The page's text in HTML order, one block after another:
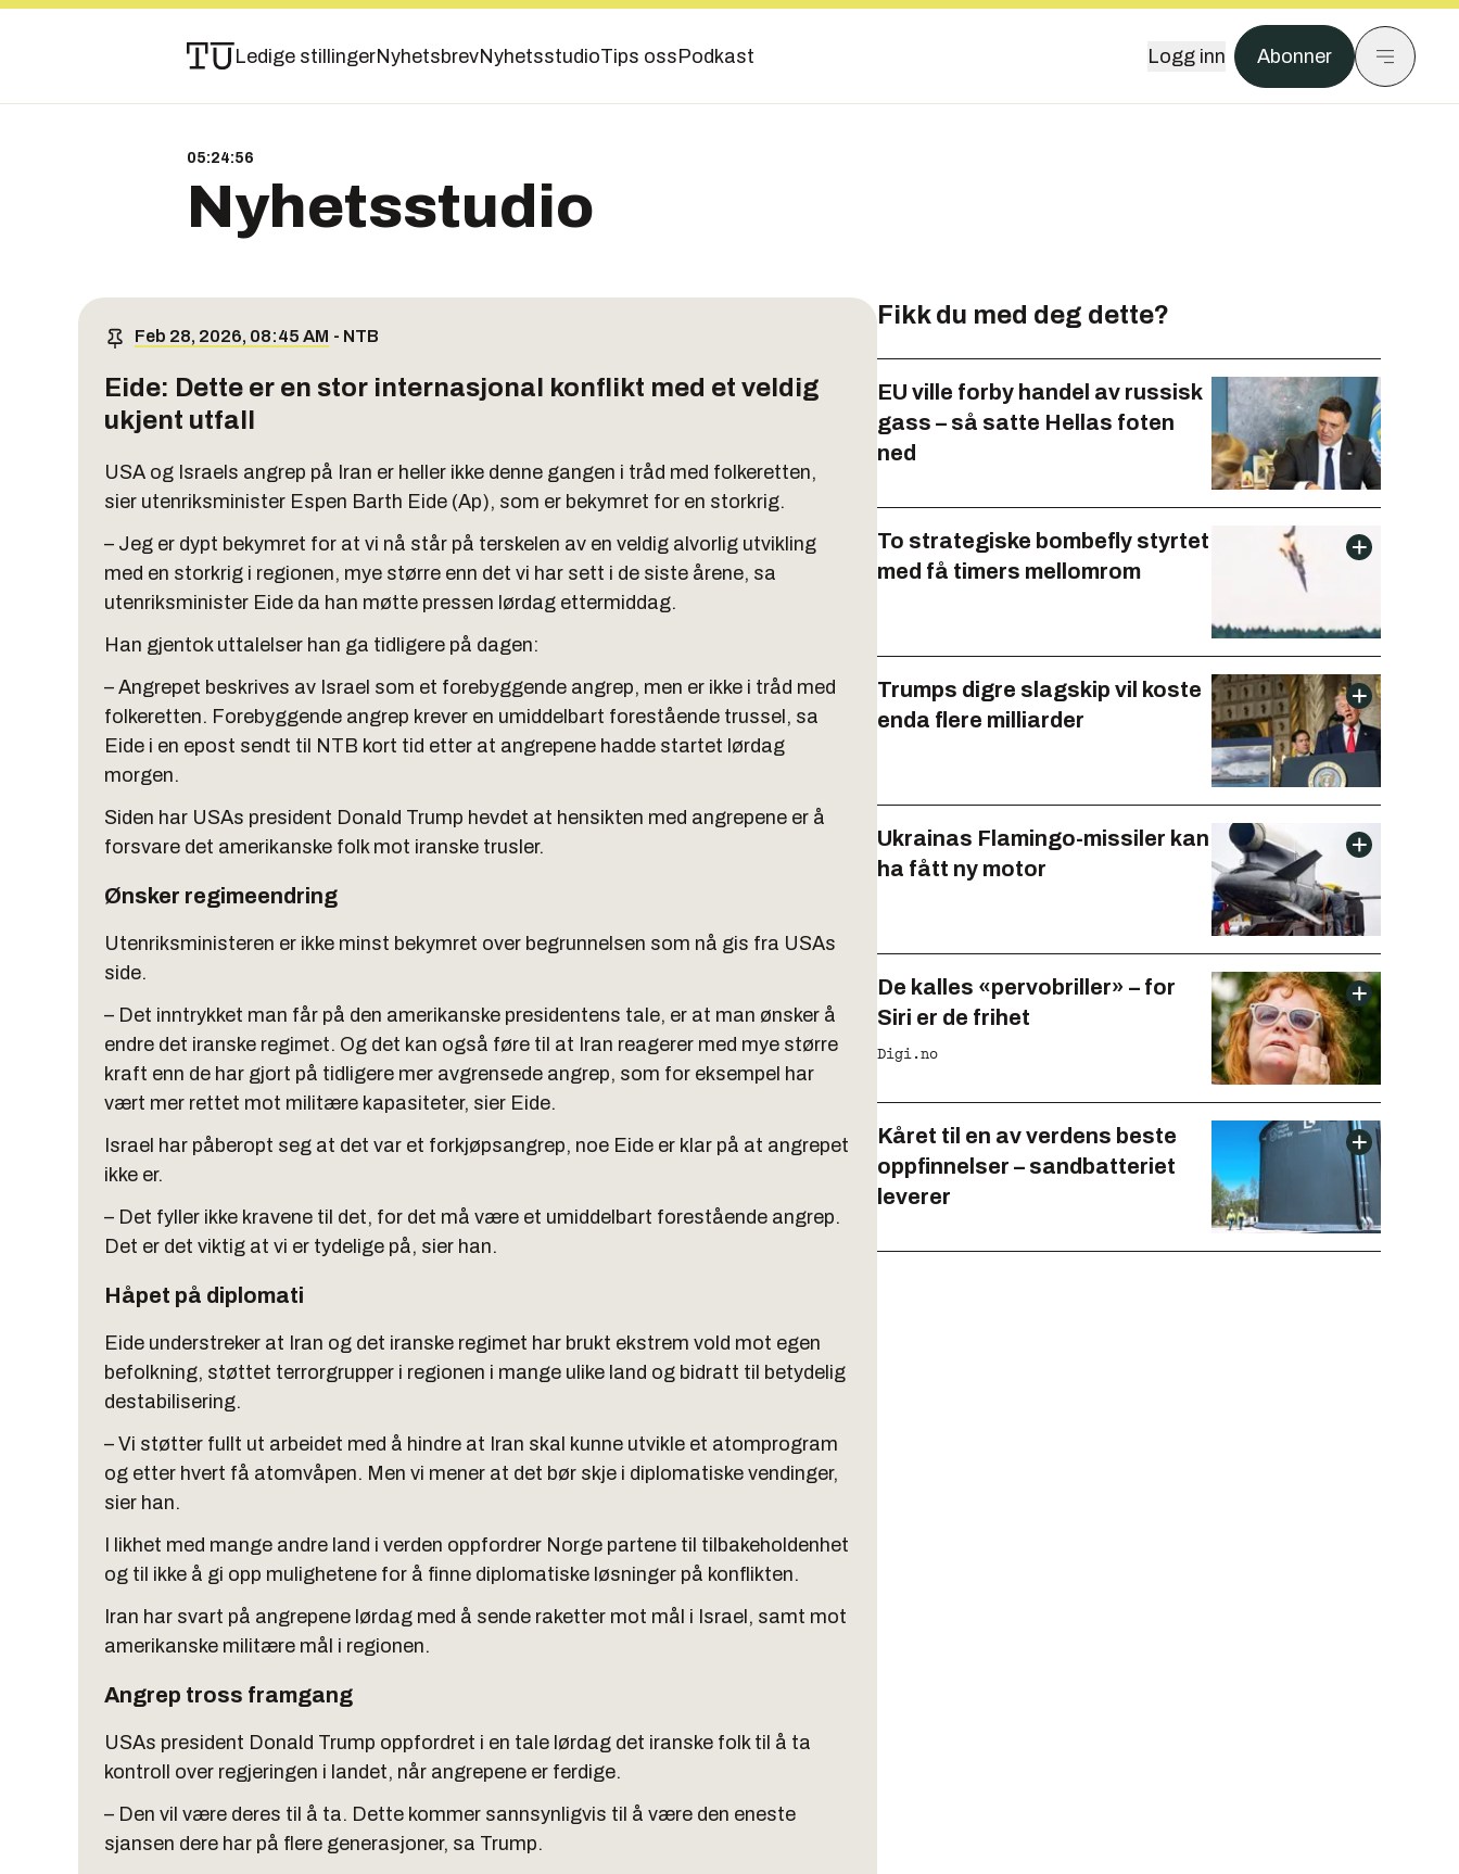
Ledige stillingerNyhetsbrevNyhetsstudioTips oss Podkast Logg inn Abonner
05:24:57
Nyhetsstudio
Feb 28, 2026, 08:45 AM - NTB
Eide: Dette er en stor internasjonal konflikt med et veldig
ukjent utfall
USA og Israels angrep på Iran er heller ikke denne gangen i tråd med folkeretten,
sier utenriksminister Espen Barth Eide (Ap), som er bekymret for en storkrig.
– Jeg er dypt bekymret for at vi nå står på terskelen av en veldig alvorlig utvikling
med en storkrig i regionen, mye større enn det vi har sett i de siste årene, sa
utenriksminister Eide da han møtte pressen lørdag ettermiddag.
Han gjentok uttalelser han ga tidligere på dagen:
– Angrepet beskrives av Israel som et forebyggende angrep, men er ikke i tråd med
folkeretten. Forebyggende angrep krever en umiddelbart forestående trussel, sa
Eide i en epost sendt til NTB kort tid etter at angrepene hadde startet lørdag
morgen.
Siden har USAs president Donald Trump hevdet at hensikten med angrepene er å
forsvare det amerikanske folk mot iranske trusler.
Ønsker regimeendring
Utenriksministeren er ikke minst bekymret over begrunnelsen som nå gis fra USAs
side.
– Det inntrykket man får på den amerikanske presidentens tale, er at man ønsker å
endre det iranske regimet. Og det kan også føre til at Iran reagerer med mye større
kraft enn de har gjort på tidligere mer avgrensede angrep, som for eksempel har
vært mer rettet mot militære kapasiteter, sier Eide.
Israel har påberopt seg at det var et forkjøpsangrep, noe Eide er klar på at angrepet
ikke er.
– Det fyller ikke kravene til det, for det må være et umiddelbart forestående angrep.
Det er det viktig at vi er tydelige på, sier han.
Håpet på diplomati
Eide understreker at Iran og det iranske regimet har brukt ekstrem vold mot egen
befolkning, støttet terrorgrupper i regionen i mange ulike land og bidratt til betydelig
destabilisering.
– Vi støtter fullt ut arbeidet med å hindre at Iran skal kunne utvikle et atomprogram
og etter hvert få atomvåpen. Men vi mener at det bør skje i diplomatiske vendinger,
sier han.
I likhet med mange andre land i verden oppfordrer Norge partene til tilbakeholdenhet
og til ikke å gi opp mulighetene for å finne diplomatiske løsninger på konflikten.
Iran har svart på angrepene lørdag med å sende raketter mot mål i Israel, samt mot
amerikanske militære mål i regionen.
Angrep tross framgang
USAs president Donald Trump oppfordret i en tale lørdag det iranske folk til å ta
kontroll over regjeringen i landet, når angrepene er ferdige.
– Den vil være deres til å ta. Dette kommer sannsynligvis til å være den eneste
sjansen dere har på flere generasjoner, sa Trump.
Fikk du med deg dette?
EU ville forby handel av russisk
gass – så satte Hellas foten
ned
To strategiske bombefly styrtet
med få timers mellomrom
Trumps digre slagskip vil koste
enda flere milliarder
Ukrainas Flamingo-missiler kan
ha fått ny motor
De kalles «pervobriller» – for
Siri er de frihet
Digi.no
Kåret til en av verdens beste
oppfinnelser – sandbatteriet
leverer